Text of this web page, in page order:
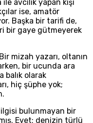
avcılık yapan kişi
ise, amatör
Başka bir tarifi de,
bir gaye gütmeyerek
mizah yazarı, oltanın
bir ucunda ara
balık olarak
hiç şüphe yok;
ilgisi bulunmayan bir
Evet; denizin türlü